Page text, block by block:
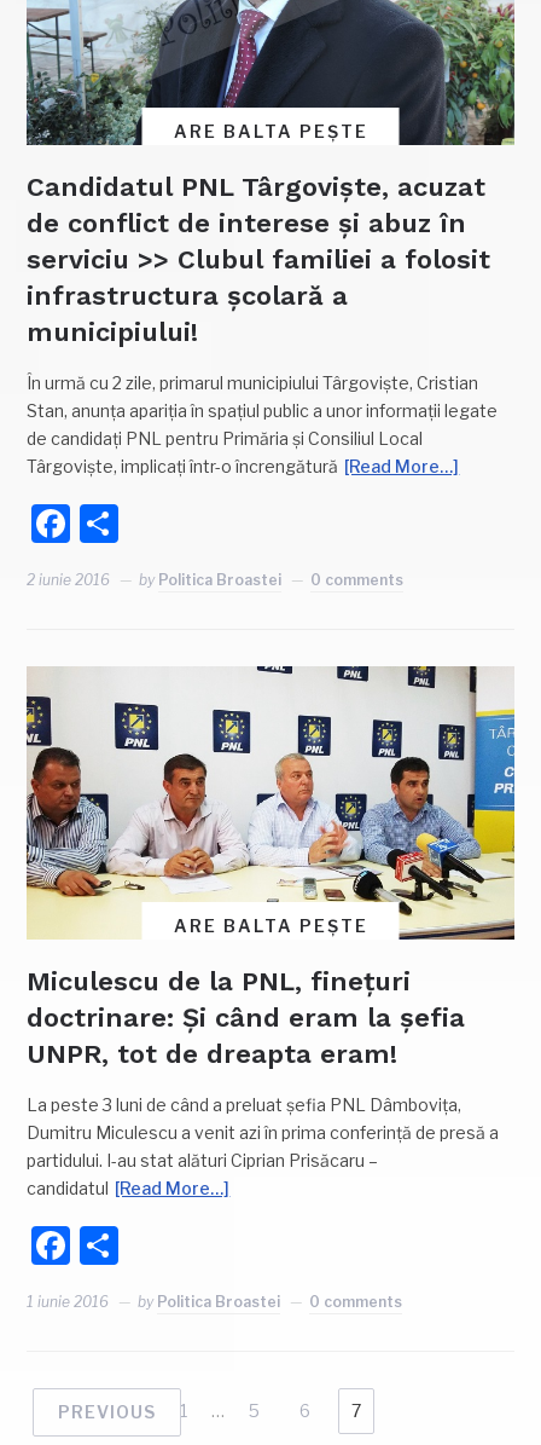
ARE BALTA PEȘTE
Candidatul PNL Târgoviște, acuzat
de conflict de interese și abuz în
serviciu >> Clubul familiei a folosit
infrastructura școlară a
municipiului!
În urmă cu 2 zile, primarul municipiului Târgoviște, Cristian
Stan, anunța apariția în spațiul public a unor informații legate
de candidați PNL pentru Primăria și Consiliul Local
Târgoviște, implicați într-o încrengătură [Read More…]
Facebook
2 iunie 2016 by Politica Broastei 0 comments
ARE BALTA PEȘTE
Miculescu de la PNL, finețuri
doctrinare: Și când eram la șefia
UNPR, tot de dreapta eram!
La peste 3 luni de când a preluat șefia PNL Dâmbovița,
Dumitru Miculescu a venit azi în prima conferință de presă a
partidului. I-au stat alături Ciprian Prisăcaru –
candidatul [Read More…]
Facebook
1 iunie 2016 by Politica Broastei 0 comments
PREVIOUS 1 … 5 6 7